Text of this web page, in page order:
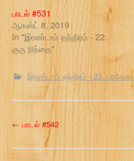
பாடல் #531
ஆகஸ்ட் 8, 2019
In "இரண்டாம் தந்திரம் - 22.
குரு நிந்தை"
இரண்டாம் தந்திரம் - 23.
P
o
← பாடல் #542